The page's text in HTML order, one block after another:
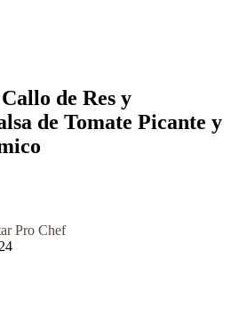
de Res y
de Tomate Picante y
Pro Chef